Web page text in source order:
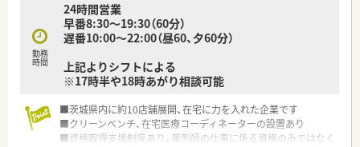
勤務
時間
24時間営業
早番8:30～19:30（60分）
遅番10:00～22:00（昼60、夕60分）
上記よりシフトによる
※17時半や18時あがり相談可能
■茨城県内に約10店舗展開、在宅に力を入れた企業です
■クリーンベンチ、在宅医療コーディネーターの設置あり
■資格取得支援制度あり、薬剤師の仕事に係る資格のみではなく